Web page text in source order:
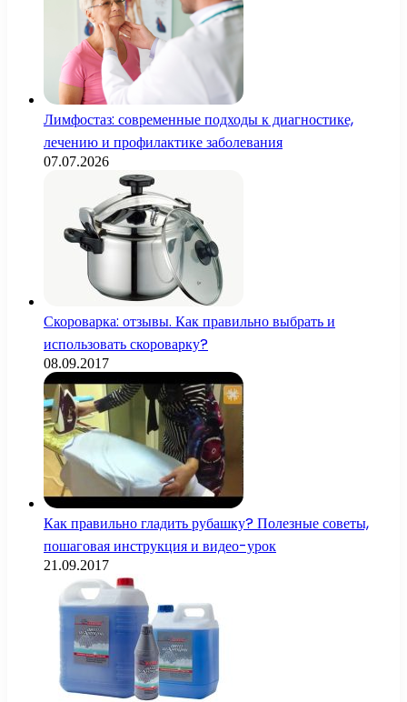
Лимфостаз: современные подходы к диагностике,
лечению и профилактике заболевания
07.07.2026
Скороварка: отзывы. Как правильно выбрать и
использовать скороварку?
08.09.2017
Как правильно гладить рубашку? Полезные советы,
пошаговая инструкция и видео-урок
21.09.2017